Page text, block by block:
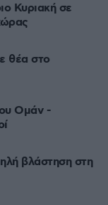
Κυριακή σε
θέα στο
Ομάν -
βλάστηση στη